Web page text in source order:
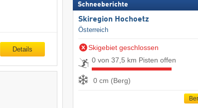
Details
Schneeberichte
Skiregion Hochoetz
Österreich
Skigebiet geschlossen
0 von 37,5 km Pisten offen
0 cm (Berg)